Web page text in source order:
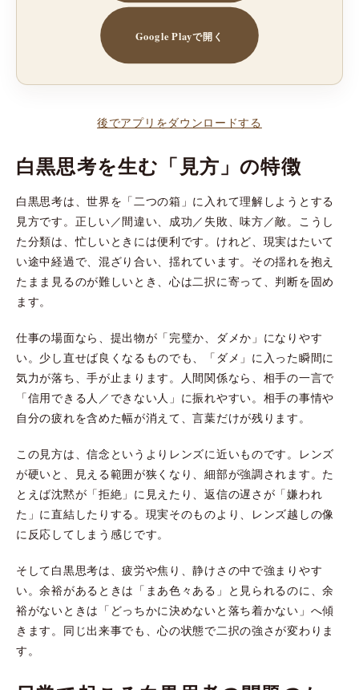
Google Playで開く
後でアプリをダウンロードする
白黒思考を生む「見方」の特徴
白黒思考は、世界を「二つの箱」に入れて理解しようとする
見方です。正しい／間違い、成功／失敗、味方／敵。こうし
た分類は、忙しいときには便利です。けれど、現実はたいて
い途中経過で、混ざり合い、揺れています。その揺れを抱え
たまま見るのが難しいとき、心は二択に寄って、判断を固め
ます。
仕事の場面なら、提出物が「完璧か、ダメか」になりやす
い。少し直せば良くなるものでも、「ダメ」に入った瞬間に
気力が落ち、手が止まります。人間関係なら、相手の一言で
「信用できる人／できない人」に振れやすい。相手の事情や
自分の疲れを含めた幅が消えて、言葉だけが残ります。
この見方は、信念というよりレンズに近いものです。レンズ
が硬いと、見える範囲が狭くなり、細部が強調されます。た
とえば沈黙が「拒絶」に見えたり、返信の遅さが「嫌われ
た」に直結したりする。現実そのものより、レンズ越しの像
に反応してしまう感じです。
そして白黒思考は、疲労や焦り、静けさの中で強まりやす
い。余裕があるときは「まあ色々ある」と見られるのに、余
裕がないときは「どっちかに決めないと落ち着かない」へ傾
きます。同じ出来事でも、心の状態で二択の強さが変わりま
す。